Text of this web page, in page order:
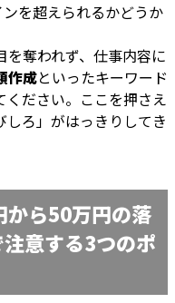
を超えられるかどうか
奪われず、仕事内容に
作成といったキーワード
ださい。ここを押さえ
ろ」がはっきりしてき
ら50万円の落
意する3つのポ